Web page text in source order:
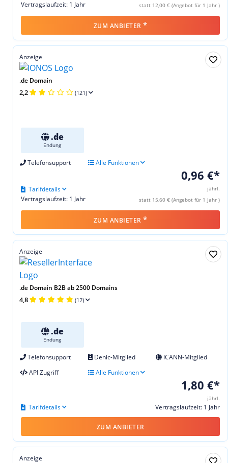
statt 12,00 € (Angebot für 1 Jahr )
Vertragslaufzeit: 1 Jahr
ZUM ANBIETER *
Anzeige
.de Domain
2,2 (121)
.de
Endung
Telefonsupport Alle Funktionen
0,96 €*
jährl.
statt 15,60 € (Angebot für 1 Jahr )
Vertragslaufzeit: 1 Jahr
Tarifdetails
ZUM ANBIETER *
Anzeige
.de Domain B2B ab 2500 Domains
4,8 (12)
.de
Endung
Telefonsupport Denic-Mitglied
ICANN-Mitglied
API Zugriff
Alle Funktionen
1,80 €*
jährl.
Vertragslaufzeit: 1 Jahr
Tarifdetails
ZUM ANBIETER
Anzeige